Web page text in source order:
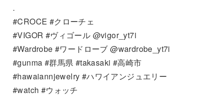
.
#CROCE #クローチェ
#VIGOR #ヴィゴール @vigor_yt7i
#Wardrobe #ワードローブ @wardrobe_yt7i
#gunma #群馬県 #takasaki #高崎市
#hawaiannjewelry #ハワイアンジュエリー
#watch #ウォッチ